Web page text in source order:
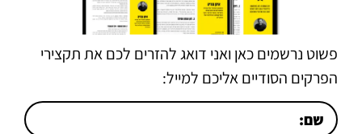
פשוט נרשמים כאן ואני דואג להזרים לכם את תקצירי
הפרקים הסודיים אליכם למייל: